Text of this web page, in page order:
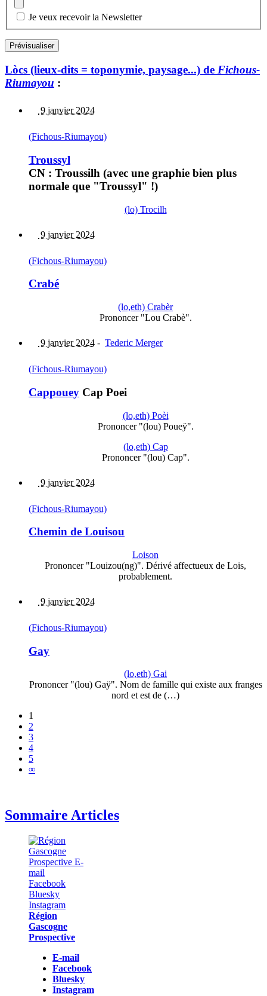
Je veux recevoir la Newsletter
Lòcs (lieux-dits = toponymie, paysage...) de Fichous-
Riumayou :
9 janvier 2024
(Fichous-Riumayou)
Troussyl
CN : Troussilh (avec une graphie bien plus
normale que "Troussyl" !)
(lo) Trocilh
9 janvier 2024
(Fichous-Riumayou)
Crabé
(lo,eth) Crabèr
Prononcer "Lou Crabè".
9 janvier 2024 - Tederic Merger
(Fichous-Riumayou)
Cappouey Cap Poei
(lo,eth) Poèi
Prononcer "(lou) Poueÿ".
(lo,eth) Cap
Prononcer "(lou) Cap".
9 janvier 2024
(Fichous-Riumayou)
Chemin de Louisou
Loison
Prononcer "Louizou(ng)". Dérivé affectueux de Lois,
probablement.
9 janvier 2024
(Fichous-Riumayou)
Gay
(lo,eth) Gai
Prononcer "(lou) Gaÿ". Nom de famille qui existe aux franges
nord et est de (…)
1
2
3
4
5
∞
Sommaire Articles
Région
Gascogne
Prospective
E-mail
Facebook
Bluesky
Instagram